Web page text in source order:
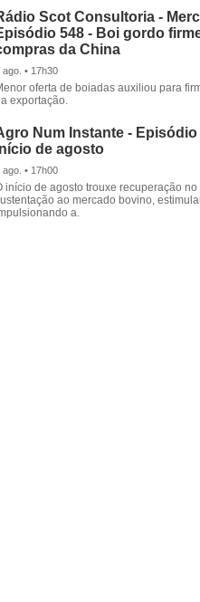
Scot Consultoria -
548 - Boi gordo
da China
ago. • 17h30
oferta de boiadas auxiliou para
exportação.
Num Instante -
de agosto
ago. • 17h00
início de agosto trouxe recuperação
ao mercado bovino,
a.